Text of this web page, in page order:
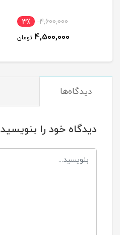
4,600,000 3٪
4,500,000 تومان
دیدگاه‌ها
دیدگاه خود را بنویسید